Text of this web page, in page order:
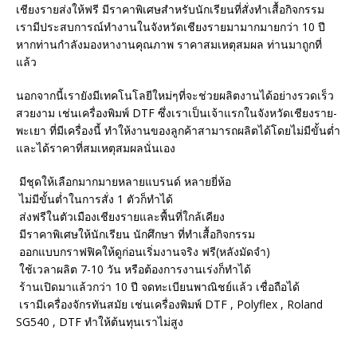
เชียงรายส่งให้ฟรี มีราคาพิเศษสำหรับนักเรียนที่สั่งทำเสื้อกิจกรรม
เรามีประสบการณ์ทำงานในจังหวัดเชียงรายมามากมายกว่า 10 ปี
หากท่านกำลังมองหางานคุณภาพ ราคาสมเหตุสมผล ท่านมาถูกที่
แล้ว
นอกจากนี้เรายังมีเทคโนโลยีใหม่ๆที่จะช่วยผลิตงานได้อย่างรวดเร็ว
สวยงาม เช่นเครื่องพิมพ์ DTF ซึ่งเราเป็นเจ้าแรกในจังหวัดเชียงราย-
พะเยา ที่มีเครื่องนี้ ทำให้งานของลูกค้าสามารถผลิตได้โดยไม่มีขั้นต่ำ
และได้ราคาที่สมเหตุสมผลนั่นเอง
มีชุดให้เลือกมากมายหลายแบรนด์ หลายยี่ห้อ
ไม่มีขั้นต่ำในการสั่ง 1 ตัวก็ทำได้
ส่งฟรีในตัวเมืองเชียงรายและพื้นที่ใกล้เคียง
มีราคาพิเศษให้นักเรียน นักศึกษา ที่ทำเสื้อกิจกรรม
ออกแบบกราฟฟิคให้ดูก่อนเริ่มงานจริง ฟรี(หลังมัดจำ)
ใช้เวลาผลิต 7-10 วัน หรือต้องการงานเร่งก็ทำได้
ร้านเปิดมาแล้วกว่า 10 ปี จดทะเบียนพาณิชย์แล้ว เชื่อถือได้
เรามีเครื่องจักรทันสมัย เช่นเครื่องพิมพ์ DTF , Polyflex , Roland
SG540 , DTF ทำให้ต้นทุนเราไม่สูง